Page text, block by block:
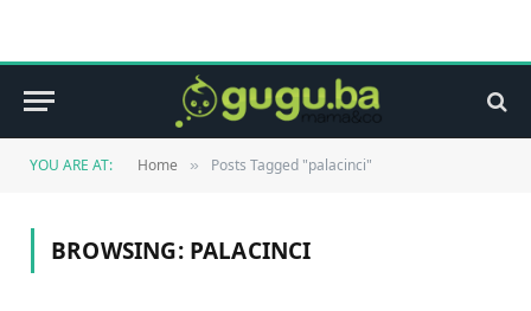
YOU ARE AT: Home » Posts Tagged "palacinci"
BROWSING: PALACINCI